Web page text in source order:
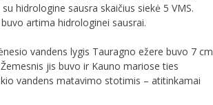
hidrologine sausra skaičius siekė 5 VMS.
artima hidrologinei sausrai.
vandens lygis Tauragno ežere buvo 7 cm
jis buvo ir Kauno mariose ties
vandens matavimo stotimis – atitinkamai